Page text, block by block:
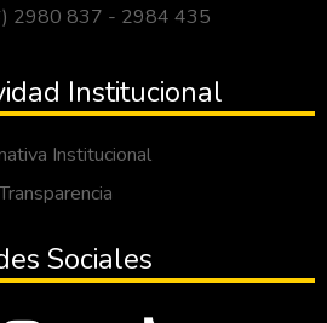
2980 837 - 2984 435
Institucional
Institucional
Transparencia
Sociales